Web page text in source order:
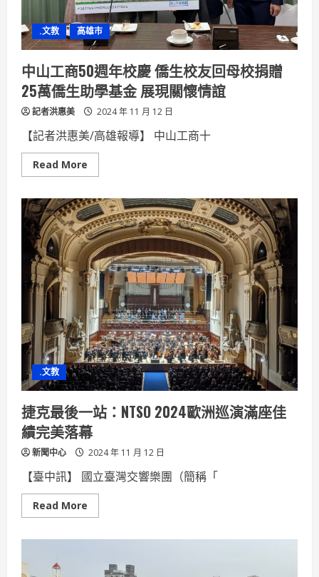
級
巡
緝
艇
舉
行
開
工
典
禮
.文教 高雄市
中山工商50週年校慶 僑生校友回母校捐贈
25萬僑生助學基金 展現關懷情誼
記者洪惠美 2024 年 11 月 12 日
【記者洪惠美/高雄報導】 中山工商十
Read More
more
山
工
商
50
週
年
校
慶
僑
生
校
友
回
母
校
捐
贈
25
萬
僑
生
助
學
基
金
展
關
懷
情
.文教
捷克最後一站：NTSO 2024歐洲巡演滿座佳
績完美落幕
新聞中心 2024 年 11 月 12 日
【臺中訊】 國立臺灣交響樂團（簡稱「
Read More
more